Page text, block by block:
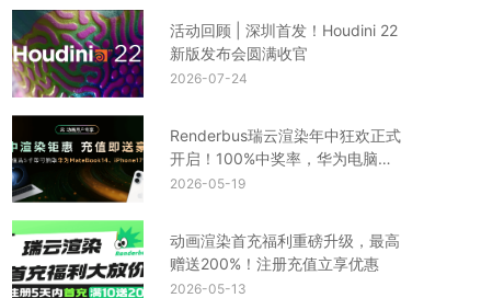
活动回顾 | 深圳首发！Houdini 22
新版发布会圆满收官
2026-07-24
Renderbus瑞云渲染年中狂欢正式
开启！100%中奖率，华为电脑、
iPhone17等你来拿
2026-05-19
动画渲染首充福利重磅升级，最高
赠送200%！注册充值立享优惠
2026-05-13